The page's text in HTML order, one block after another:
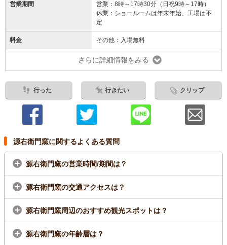
営業期間
営業：8時～17時30分（日祝9時～17時）
休業：ショールームは年末年始、工場は不
定
料金 その他：入場無料
さらに詳細情報をみる
行った 行きたい クリップ
源右衛門窯に関するよくある質問
源右衛門窯の営業時間/期間は？
源右衛門窯の交通アクセスは？
源右衛門窯周辺のおすすめ観光スポットは？
源右衛門窯の年齢層は？